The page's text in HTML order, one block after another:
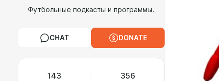
Футбольные подкасты и программы.
CHAT DONATE
143 356